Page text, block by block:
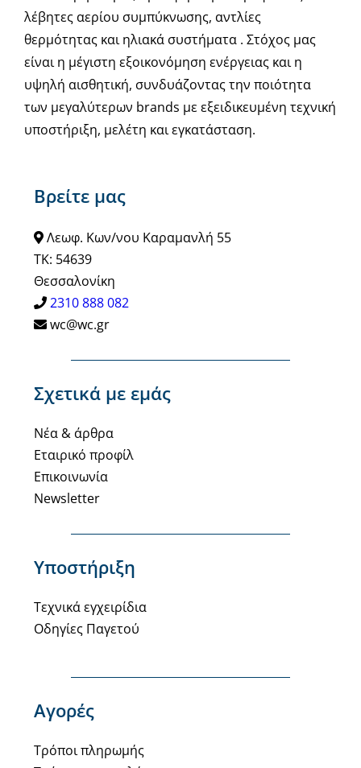
Βρείτε μας
Λεωφ. Κων/νου Καραμανλή 55
ΤΚ: 54639
Θεσσαλονίκη
2310 888 082
wc@wc.gr
Σχετικά με εμάς
Νέα & άρθρα
Εταιρικό προφίλ
Επικοινωνία
Newsletter
Υποστήριξη
Τεχνικά εγχειρίδια
Οδηγίες Παγετού
Αγορές
Τρόποι πληρωμής
λέβητες αερίου συμπύκνωσης, αντλίες
θερμότητας και ηλιακά συστήματα . Στόχος μας
είναι η μέγιστη εξοικονόμηση ενέργειας και η
υψηλή αισθητική, συνδυάζοντας την ποιότητα
των μεγαλύτερων brands με εξειδικευμένη τεχνική
υποστήριξη, μελέτη και εγκατάσταση.